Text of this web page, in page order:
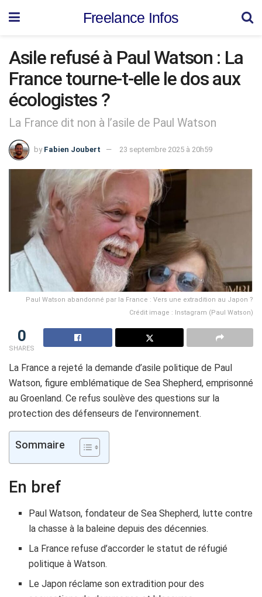
Freelance Infos
Asile refusé à Paul Watson : La
France tourne-t-elle le dos aux
écologistes ?
La France dit non à l’asile de Paul Watson
by Fabien Joubert 23 septembre 2025 à 20h59
Paul Watson abandonné par la France : Vers une extradition au Japon ?
Crédit image : Instagram (Paul Watson)
0
SHARES
La France a rejeté la demande d’asile politique de Paul
Watson, figure emblématique de Sea Shepherd, emprisonné
au Groenland. Ce refus soulève des questions sur la
protection des défenseurs de l’environnement.
Sommaire
En bref
Paul Watson, fondateur de Sea Shepherd, lutte contre
la chasse à la baleine depuis des décennies.
La France refuse d’accorder le statut de réfugié
politique à Watson.
Le Japon réclame son extradition pour des